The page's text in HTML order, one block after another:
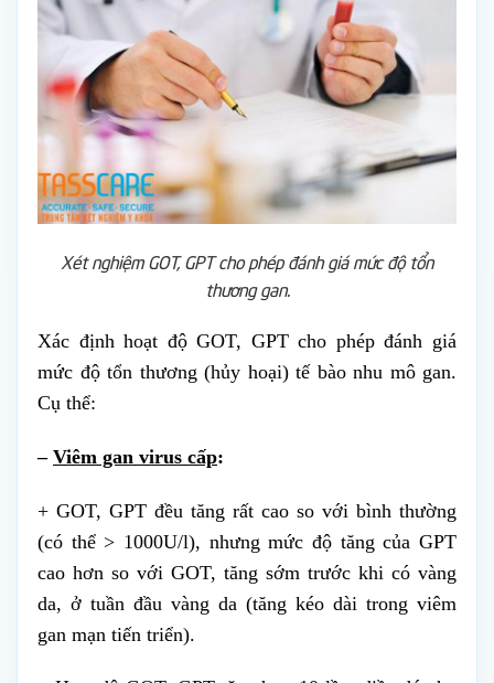
Xét nghiệm GOT, GPT cho phép đánh giá mức độ tổn
thương gan.
Xác định hoạt độ GOT, GPT cho phép đánh giá
mức độ tổn thương (hủy hoại) tế bào nhu mô gan.
Cụ thể:
– Viêm gan virus cấp:
+ GOT, GPT đều tăng rất cao so với bình thường
(có thể > 1000U/l), nhưng mức độ tăng của GPT
cao hơn so với GOT, tăng sớm trước khi có vàng
da, ở tuần đầu vàng da (tăng kéo dài trong viêm
gan mạn tiến triển).